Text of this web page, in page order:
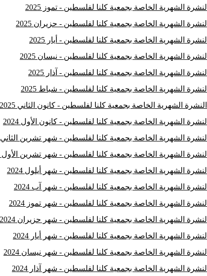
النشرة الشهرية الخاصة بجمعية كلنا لفلسطين - تموز 2025
النشرة الشهرية الخاصة بجمعية كلنا لفلسطين - حزيران 2025
النشرة الشهرية الخاصة بجمعية كلنا لفلسطين - أيار 2025
النشرة الشهرية الخاصة بجمعية كلنا لفلسطين - نيسان 2025
النشرة الشهرية الخاصة بجمعية كلنا لفلسطين - آذار 2025
النشرة الشهرية الخاصة بجمعية كلنا لفلسطين - شباط 2025
النشرة الشهرية الخاصة بجمعية كلنا لفلسطين - كانون الثاني 2025
النشرة الشهرية الخاصة بجمعية كلنا لفلسطين - كانون الأول 2024
النشرة الشهرية الخاصة بجمعية كلنا لفلسطين - شهر تشرين الثاني 2024
النشرة الشهرية الخاصة بجمعية كلنا لفلسطين - شهر تشرين الأول 2024
النشرة الشهرية الخاصة بجمعية كلنا لفلسطين - شهر أيلول 2024
النشرة الشهرية الخاصة بجمعية كلنا لفلسطين - شهر آب 2024
النشرة الشهرية الخاصة بجمعية كلنا لفلسطين - شهر تموز 2024
النشرة الشهرية الخاصة بجمعية كلنا لفلسطين - شهر حزيران 2024
النشرة الشهرية الخاصة بجمعية كلنا لفلسطين - شهر أيار 2024
النشرة الشهرية الخاصة بجمعية كلنا لفلسطين - شهر نيسان 2024
النشرة الشهرية الخاصة بجمعية كلنا لفلسطين - شهر آذار 2024